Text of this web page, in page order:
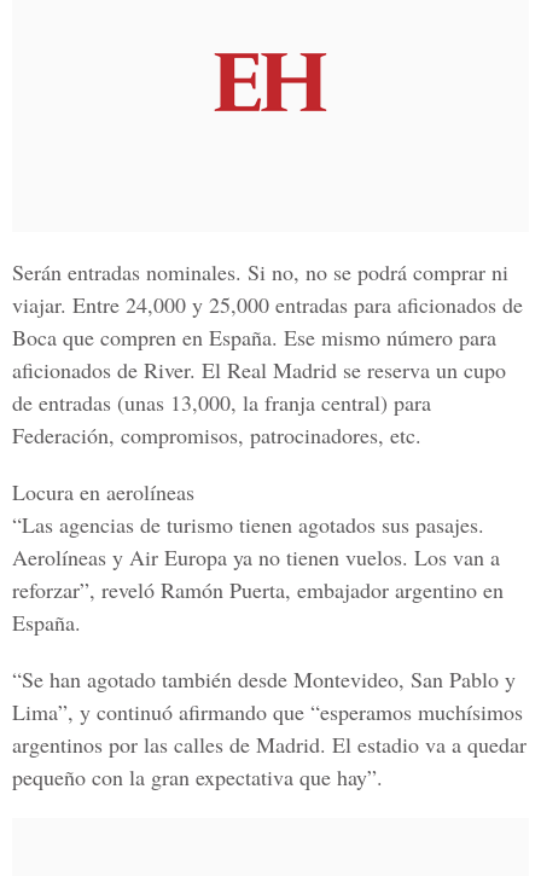
Serán entradas nominales. Si no, no se podrá comprar ni
viajar. Entre 24,000 y 25,000 entradas para aficionados de
Boca que compren en España. Ese mismo número para
aficionados de River. El Real Madrid se reserva un cupo
de entradas (unas 13,000, la franja central) para
Federación, compromisos, patrocinadores, etc.
Locura en aerolíneas
“Las agencias de turismo tienen agotados sus pasajes.
Aerolíneas y Air Europa ya no tienen vuelos. Los van a
reforzar”, reveló Ramón Puerta, embajador argentino en
España.
“Se han agotado también desde Montevideo, San Pablo y
Lima”, y continuó afirmando que “esperamos muchísimos
argentinos por las calles de Madrid. El estadio va a quedar
pequeño con la gran expectativa que hay”.